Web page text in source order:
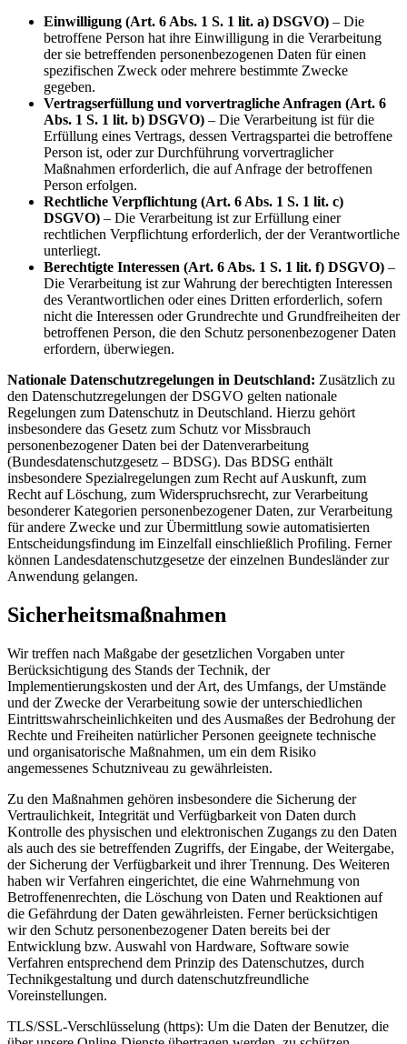
Einwilligung (Art. 6 Abs. 1 S. 1 lit. a) DSGVO) – Die
betroffene Person hat ihre Einwilligung in die Verarbeitung
der sie betreffenden personenbezogenen Daten für einen
spezifischen Zweck oder mehrere bestimmte Zwecke
gegeben.
Vertragserfüllung und vorvertragliche Anfragen (Art. 6
Abs. 1 S. 1 lit. b) DSGVO) – Die Verarbeitung ist für die
Erfüllung eines Vertrags, dessen Vertragspartei die betroffene
Person ist, oder zur Durchführung vorvertraglicher
Maßnahmen erforderlich, die auf Anfrage der betroffenen
Person erfolgen.
Rechtliche Verpflichtung (Art. 6 Abs. 1 S. 1 lit. c)
DSGVO) – Die Verarbeitung ist zur Erfüllung einer
rechtlichen Verpflichtung erforderlich, der der Verantwortliche
unterliegt.
Berechtigte Interessen (Art. 6 Abs. 1 S. 1 lit. f) DSGVO) –
Die Verarbeitung ist zur Wahrung der berechtigten Interessen
des Verantwortlichen oder eines Dritten erforderlich, sofern
nicht die Interessen oder Grundrechte und Grundfreiheiten der
betroffenen Person, die den Schutz personenbezogener Daten
erfordern, überwiegen.
Nationale Datenschutzregelungen in Deutschland: Zusätzlich zu
den Datenschutzregelungen der DSGVO gelten nationale
Regelungen zum Datenschutz in Deutschland. Hierzu gehört
insbesondere das Gesetz zum Schutz vor Missbrauch
personenbezogener Daten bei der Datenverarbeitung
(Bundesdatenschutzgesetz – BDSG). Das BDSG enthält
insbesondere Spezialregelungen zum Recht auf Auskunft, zum
Recht auf Löschung, zum Widerspruchsrecht, zur Verarbeitung
besonderer Kategorien personenbezogener Daten, zur Verarbeitung
für andere Zwecke und zur Übermittlung sowie automatisierten
Entscheidungsfindung im Einzelfall einschließlich Profiling. Ferner
können Landesdatenschutzgesetze der einzelnen Bundesländer zur
Anwendung gelangen.
Sicherheitsmaßnahmen
Wir treffen nach Maßgabe der gesetzlichen Vorgaben unter
Berücksichtigung des Stands der Technik, der
Implementierungskosten und der Art, des Umfangs, der Umstände
und der Zwecke der Verarbeitung sowie der unterschiedlichen
Eintrittswahrscheinlichkeiten und des Ausmaßes der Bedrohung der
Rechte und Freiheiten natürlicher Personen geeignete technische
und organisatorische Maßnahmen, um ein dem Risiko
angemessenes Schutzniveau zu gewährleisten.
Zu den Maßnahmen gehören insbesondere die Sicherung der
Vertraulichkeit, Integrität und Verfügbarkeit von Daten durch
Kontrolle des physischen und elektronischen Zugangs zu den Daten
als auch des sie betreffenden Zugriffs, der Eingabe, der Weitergabe,
der Sicherung der Verfügbarkeit und ihrer Trennung. Des Weiteren
haben wir Verfahren eingerichtet, die eine Wahrnehmung von
Betroffenenrechten, die Löschung von Daten und Reaktionen auf
die Gefährdung der Daten gewährleisten. Ferner berücksichtigen
wir den Schutz personenbezogener Daten bereits bei der
Entwicklung bzw. Auswahl von Hardware, Software sowie
Verfahren entsprechend dem Prinzip des Datenschutzes, durch
Technikgestaltung und durch datenschutzfreundliche
Voreinstellungen.
TLS/SSL-Verschlüsselung (https): Um die Daten der Benutzer, die